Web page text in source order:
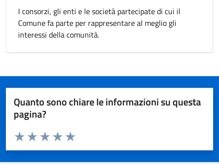
I consorzi, gli enti e le società partecipate di cui il
Comune fa parte per rappresentare al meglio gli
interessi della comunità.
Quanto sono chiare le informazioni su questa
pagina?
Valuta da 1 a 5 stelle la pagina
Valuta 5 stelle su 5
Valuta 4 stelle su 5
Valuta 3 stelle su 5
Valuta 2 stelle su 5
Valuta 1 stelle su 5